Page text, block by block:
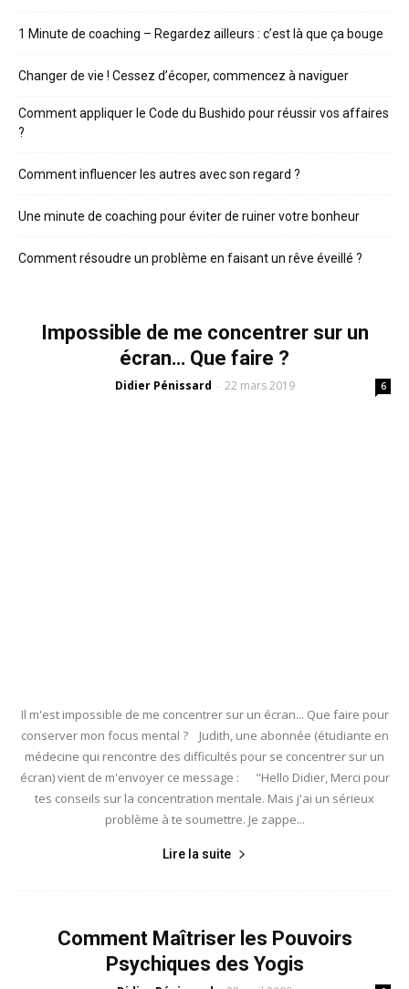
1 Minute de coaching – Regardez ailleurs : c’est là que ça bouge
Changer de vie ! Cessez d’écoper, commencez à naviguer
Comment appliquer le Code du Bushido pour réussir vos affaires
?
Comment influencer les autres avec son regard ?
Une minute de coaching pour éviter de ruiner votre bonheur
Comment résoudre un problème en faisant un rêve éveillé ?
Impossible de me concentrer sur un
écran… Que faire ?
Didier Pénissard - 22 mars 2019 6
Il m'est impossible de me concentrer sur un écran... Que faire pour
conserver mon focus mental ? Judith, une abonnée (étudiante en
médecine qui rencontre des difficultés pour se concentrer sur un
écran) vient de m'envoyer ce message : "Hello Didier, Merci pour
tes conseils sur la concentration mentale. Mais j'ai un sérieux
problème à te soumettre. Je zappe...
Lire la suite
Comment Maîtriser les Pouvoirs
Psychiques des Yogis